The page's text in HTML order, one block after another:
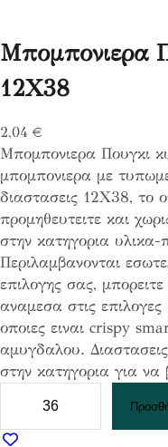
Μπομπονιερα
12Χ38
2,04 €
Μπομπονιερα Πουγκι
μπομπονιερα με
διαστασεις 12Χ38, το
προμηθευτειτε και
στην κατηγορια υλικα-
Περιλαμβανονται
επιλογης σας, μπορειτε
αναμεσα στις
οποιες ειναι crispy
αμυγδαλου.
στην κατηγορια για να
ο